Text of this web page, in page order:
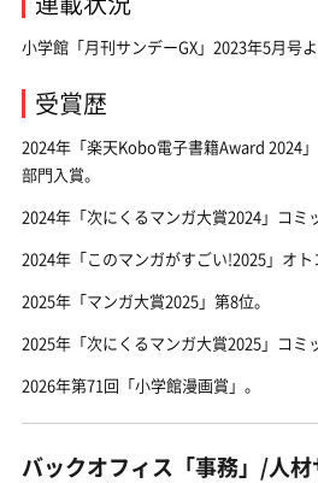
小学館「月刊サンデーGX」2023年5月号よ
受賞歴
2024年「楽天Kobo電子書籍Award 2024
部門入賞。
2024年「次にくるマンガ大賞2024」コミ
2024年「このマンガがすごい!2025」オト
2025年「マンガ大賞2025」第8位。
2025年「次にくるマンガ大賞2025」コミ
2026年第71回「小学館漫画賞」。
バックオフィス「事務」/人